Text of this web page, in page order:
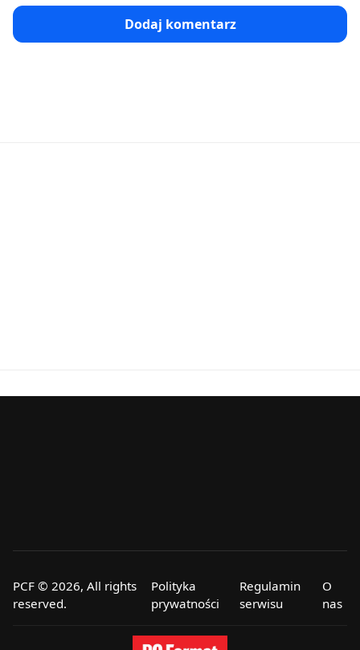
Dodaj komentarz
PCF © 2026, All rights
reserved.
Polityka
prywatności
Regulamin
serwisu
O
nas